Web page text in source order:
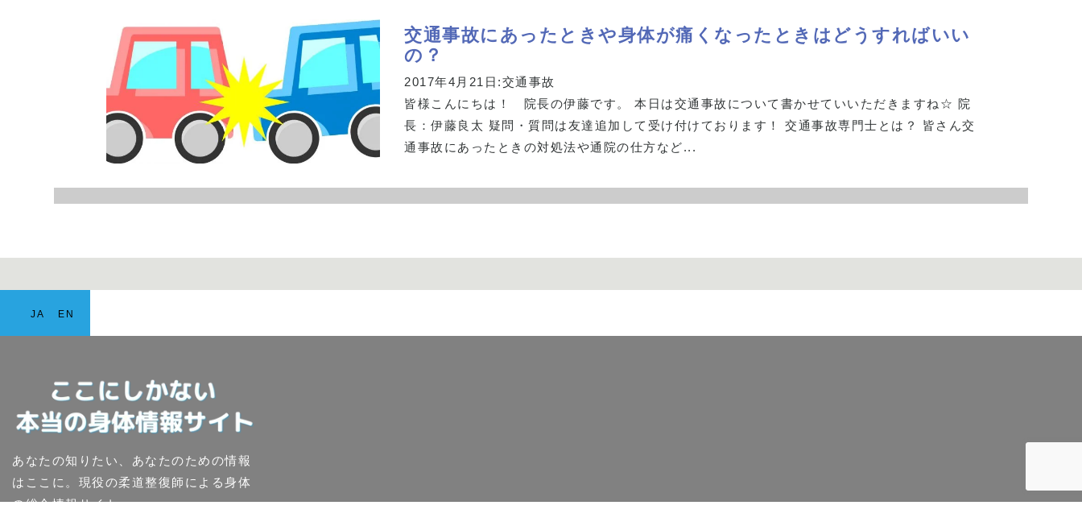
交通事故にあったときや身体が痛くなったときはどうすればいい
の？
2017年4月21日:交通事故
皆様こんにちは！ 院長の伊藤です。 本日は交通事故について書かせていいただきますね☆ 院
長：伊藤良太 疑問・質問は友達追加して受け付けております！ 交通事故専門士とは？ 皆さん交
通事故にあったときの対処法や通院の仕方など...
EN
JA
あなたの知りたい、あなたのための情報
はここに。現役の柔道整復師による身体
の総合情報サイト